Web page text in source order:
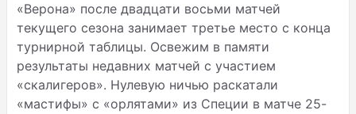
«Верона» после двадцати восьми матчей
текущего сезона занимает третье место с конца
турнирной таблицы. Освежим в памяти
результаты недавних матчей с участием
«скалигеров». Нулевую ничью раскатали
«мастифы» с «орлятами» из Специи в матче 25-